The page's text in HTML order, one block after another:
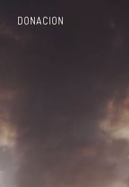
DONACION